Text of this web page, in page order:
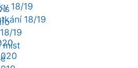
18/19
18/19
19
míst